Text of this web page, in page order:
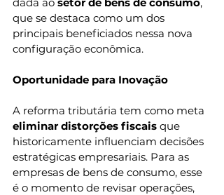
que se destaca como um dos
principais beneficiados nessa nova
configuração econômica.
Oportunidade para Inovação
A reforma tributária tem como meta
eliminar distorções fiscais que
historicamente influenciam decisões
estratégicas empresariais. Para as
empresas de bens de consumo, esse
é o momento de revisar operações,